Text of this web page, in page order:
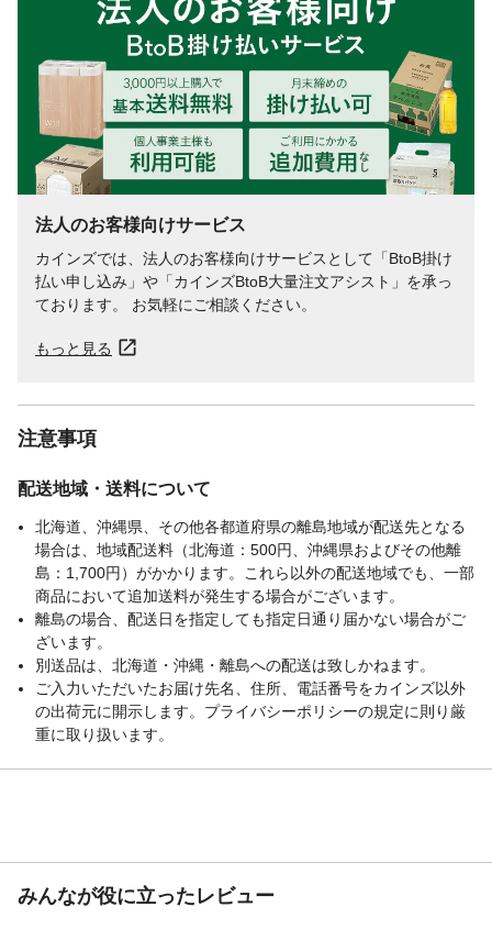
込みます 3.パックを底部からしぼって全
量をつめかえます 4.折りたたみながら中
身を入れていくと、ムダなく入れることが
できます
内容量
320mL
成分
水、ラウレス硫酸アンモニウム、オレフィ
ンC16スルホン酸Na、ラウラミドプロピル
ベタイン、ラウレス-4カルボン酸Na、ジス
テアリン酸グリコール、エタノール、ラウ
レス硫酸Na、コカミドMEA、PEG-65M、
モニウムクロリド、PG、など
使用上の注意
●傷、湿疹等異常のある時は使わないでくだ
さい。●赤み、かゆみ、刺激等の異常が出た
入らないよう注意する。など
生産国
器につめかえてください。泡タイプボディ
ないでください。泡にならない・ポンプが
押せなくなります。など
重量
(約)336g
法人のお客様向けサービス
カインズでは、法人のお客様向けサービスとして「BtoB掛け
払い申し込み」や「カインズBtoB大量注文アシスト」を承っ
ております。 お気軽にご相談ください。
もっと見る
注意事項
配送地域・送料について
北海道、沖縄県、その他各都道府県の離島地域が配送先となる
場合は、地域配送料（北海道：500円、沖縄県およびその他離
島：1,700円）がかかります。これら以外の配送地域でも、一部
商品において追加送料が発生する場合がございます。
離島の場合、配送日を指定しても指定日通り届かない場合がご
ざいます。
別送品は、北海道・沖縄・離島への配送は致しかねます。
ご入力いただいたお届け先名、住所、電話番号をカインズ以外
の出荷元に開示します。プライバシーポリシーの規定に則り厳
重に取り扱います。
みんなが役に立ったレビュー